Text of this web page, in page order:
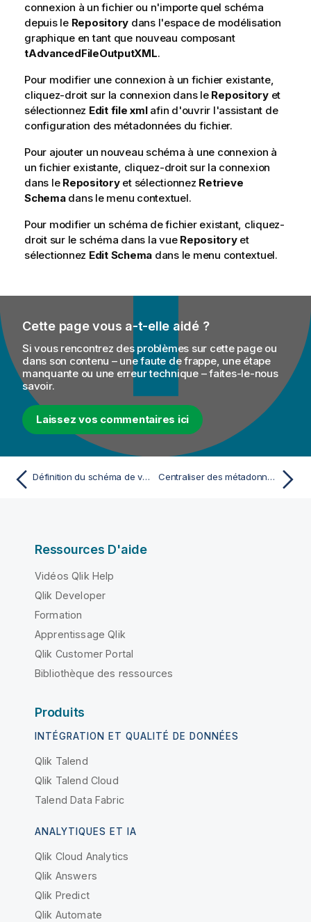
connexion à un fichier ou n'importe quel schéma
depuis le Repository dans l'espace de modélisation
graphique en tant que nouveau composant
tAdvancedFileOutputXML.
Pour modifier une connexion à un fichier existante,
cliquez-droit sur la connexion dans le Repositoryet
sélectionnez Edit file xmlafin d'ouvrir l'assistant de
configuration des métadonnées du fichier.
Pour ajouter un nouveau schéma à une connexion à
un fichier existante, cliquez-droit sur la connexion
dans le Repositoryet sélectionnez Retrieve
Schemadans le menu contextuel.
Pour modifier un schéma de fichier existant, cliquez-
droit sur le schéma dans la vue Repositoryet
sélectionnez Edit Schema dans le menu contextuel.
Cette page vous a-t-elle aidé ?
Si vous rencontrez des problèmes sur cette page ou
dans son contenu – une faute de frappe, une étape
manquante ou une erreur technique – faites-le-nous
savoir.
Laissez vos commentaires ici
Définition du schéma de votre fichier de sortie Centraliser des métadonnées d'un fichier Excel
Ressources D'aide
Vidéos Qlik Help
Qlik Developer
Formation
Apprentissage Qlik
Qlik Customer Portal
Bibliothèque des ressources
Produits
INTÉGRATION ET QUALITÉ DE DONNÉES
Qlik Talend
Qlik Talend Cloud
Talend Data Fabric
ANALYTIQUES ET IA
Qlik Cloud Analytics
Qlik Answers
Qlik Predict
Qlik Automate